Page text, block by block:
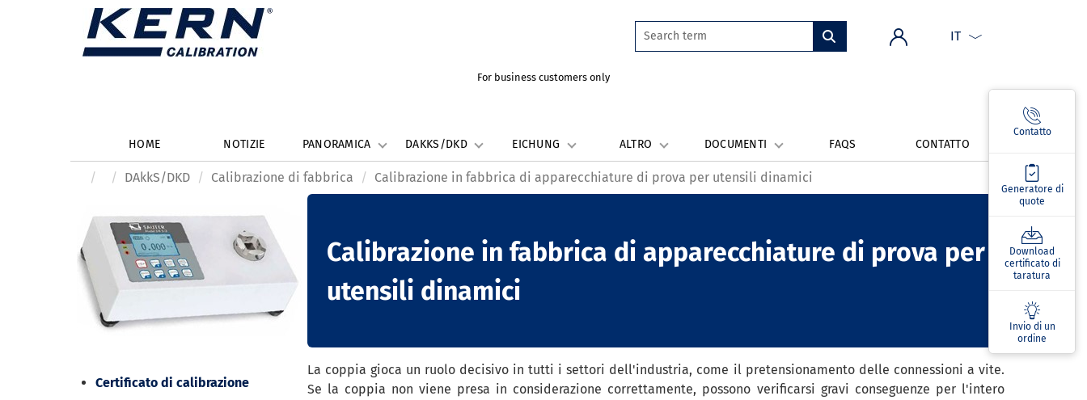
IT
For business customers only
Contatto
Generatore di
quote
Download
certificato di
taratura
Invio di un
ordine
HOME NOTIZIE PANORAMICA DAKKS/DKD EICHUNG ALTRO DOCUMENTI FAQS CONTATTO
DAkkS/DKD Calibrazione di fabbrica Calibrazione in fabbrica di apparecchiature di prova per utensili dinamici
Calibrazione in fabbrica di apparecchiature di prova per
utensili dinamici
Certificato di calibrazione
La coppia gioca un ruolo decisivo in tutti i settori dell'industria, come il pretensionamento delle connessioni a vite.
Se la coppia non viene presa in considerazione correttamente, possono verificarsi gravi conseguenze per l'intero